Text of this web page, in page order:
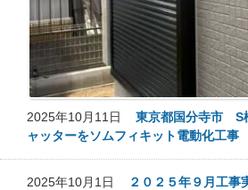
2025年10月11日 東京都国分寺市
ャッターをソムフィキット電動化工事
2025年10月1日 ２０２５年９月工